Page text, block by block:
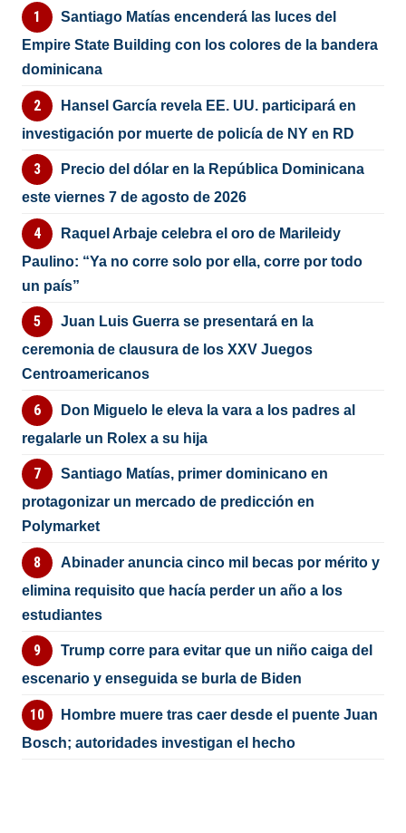
Santiago Matías encenderá las luces del
Empire State Building con los colores de la bandera
dominicana
Hansel García revela EE. UU. participará en
investigación por muerte de policía de NY en RD
Precio del dólar en la República Dominicana
este viernes 7 de agosto de 2026
Raquel Arbaje celebra el oro de Marileidy
Paulino: “Ya no corre solo por ella, corre por todo
un país”
Juan Luis Guerra se presentará en la
ceremonia de clausura de los XXV Juegos
Centroamericanos
Don Miguelo le eleva la vara a los padres al
regalarle un Rolex a su hija
Santiago Matías, primer dominicano en
protagonizar un mercado de predicción en
Polymarket
Abinader anuncia cinco mil becas por mérito y
elimina requisito que hacía perder un año a los
estudiantes
Trump corre para evitar que un niño caiga del
escenario y enseguida se burla de Biden
Hombre muere tras caer desde el puente Juan
Bosch; autoridades investigan el hecho